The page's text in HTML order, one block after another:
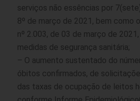
serviços não essências por
8º de março de 2021, bem como
nº 2.003, de 03 de março de
medidas de segurança sanitária;
– O aumento sustentado do
óbitos confirmados, de
das taxas de ocupação de leitos